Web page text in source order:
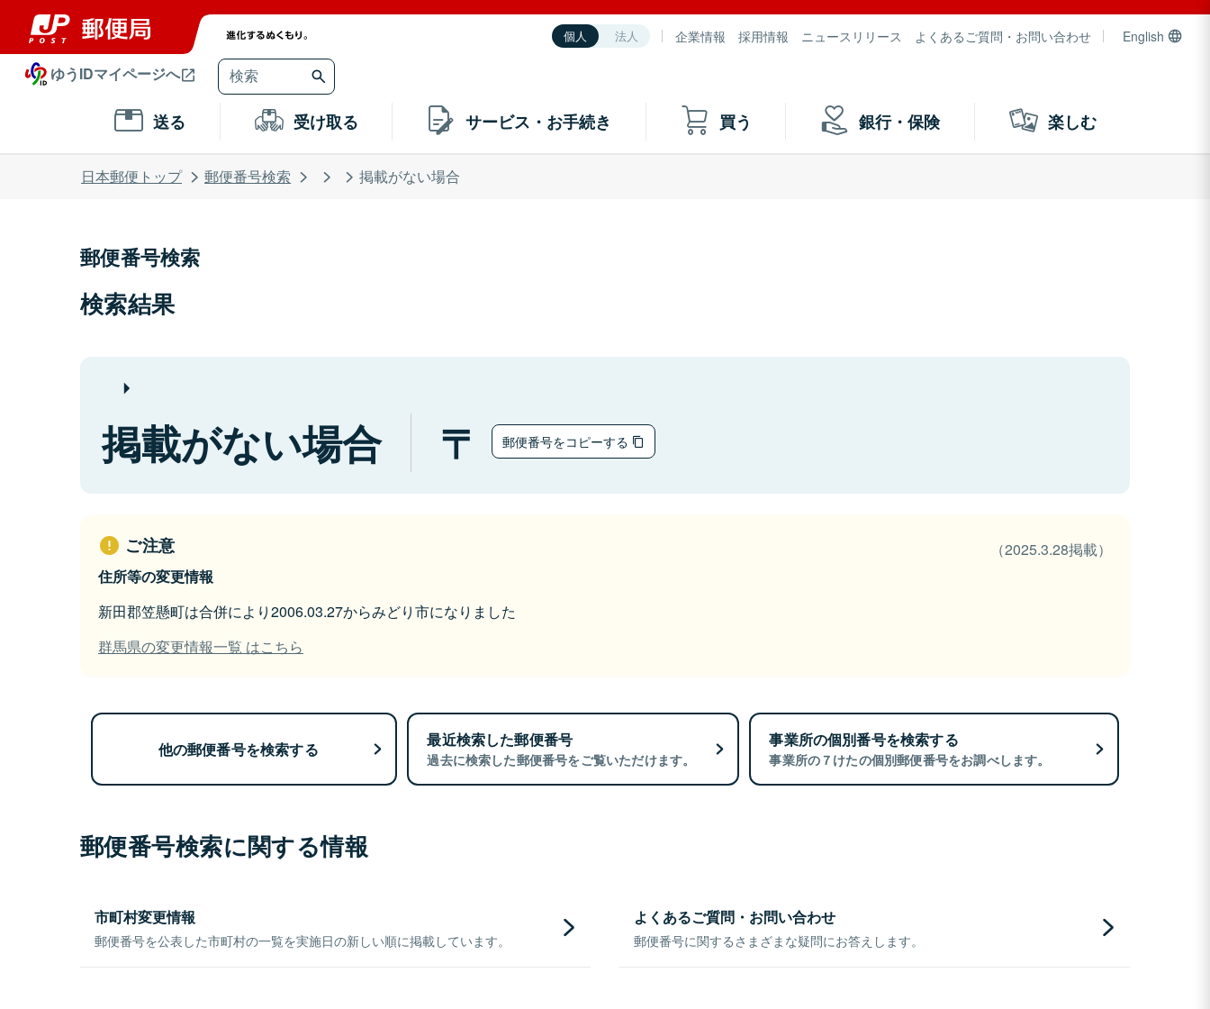
個人 法人 企業情報 採用情報 ニュースリリース よくあるご質問・お問い合わせ English
ゆうIDマイページへ
送る 受け取る サービス・お手続き 買う 銀行・保険 楽しむ
日本郵便トップ 郵便番号検索 掲載がない場合
郵便番号検索
検索結果
掲載がない場合 郵便番号をコピーする
ご注意
（2025.3.28掲載）
住所等の変更情報
新田郡笠懸町は合併により2006.03.27からみどり市になりました
群馬県の変更情報一覧 はこちら
他の郵便番号を検索する 最近検索した郵便番号
過去に検索した郵便番号をご覧いただけます。
事業所の個別番号を検索する
事業所の７けたの個別郵便番号をお調べします。
郵便番号検索に関する情報
市町村変更情報
郵便番号を公表した市町村の一覧を実施日の新しい順に掲載しています。
よくあるご質問・お問い合わせ
郵便番号に関するさまざまな疑問にお答えします。